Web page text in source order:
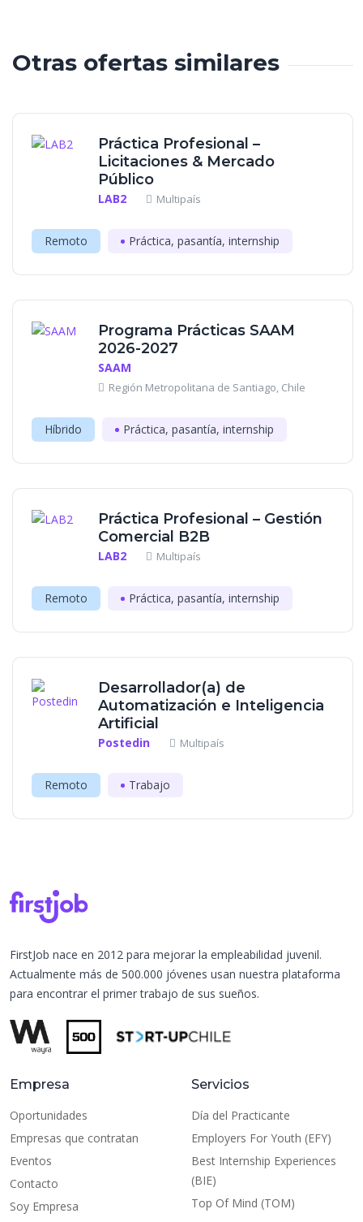
Otras ofertas similares
Práctica Profesional –
Licitaciones & Mercado
Público
LAB2 Multipaís
Remoto Práctica, pasantía, internship
Programa Prácticas SAAM
2026-2027
SAAM
Región Metropolitana de Santiago, Chile
Híbrido Práctica, pasantía, internship
Práctica Profesional – Gestión
Comercial B2B
LAB2 Multipaís
Remoto Práctica, pasantía, internship
Desarrollador(a) de
Automatización e Inteligencia
Artificial
Postedin Multipaís
Remoto Trabajo
FirstJob nace en 2012 para mejorar la empleabilidad juvenil.
Actualmente más de 500.000 jóvenes usan nuestra plataforma
para encontrar el primer trabajo de sus sueños.
Empresa
Oportunidades
Empresas que contratan
Eventos
Contacto
Soy Empresa
Servicios
Día del Practicante
Employers For Youth (EFY)
Best Internship Experiences
(BIE)
Top Of Mind (TOM)